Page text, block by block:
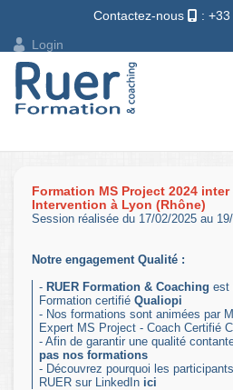
Contactez-nous
:
Login
Formation MS Project 2024 inter
Intervention à Lyon (Rhône)
Session réalisée du 17/02/2025 au
Notre engagement Qualité :
- RUER Formation & Coaching est
Formation certifié Qualiopi
- Nos formations sont animées par
Expert MS Project - Coach Certifié
- Afin de garantir une qualité
pas nos formations
- Découvrez pourquoi les
RUER sur LinkedIn ici